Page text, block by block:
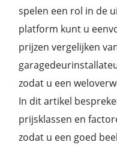
spelen een rol in de
platform kunt u
prijzen vergelijken
zodat u een
In dit artikel
prijsklassen en
zodat u een goed